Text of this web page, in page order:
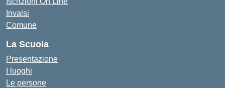
Invalsi
Comune
La Scuola
Presentazione
I luoghi
Le persone